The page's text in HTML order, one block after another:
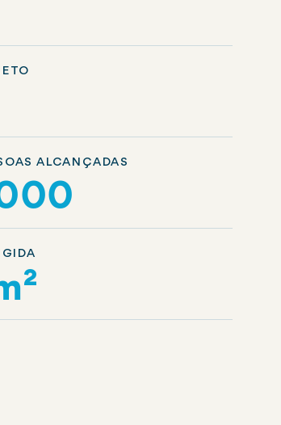
ALCANÇADAS